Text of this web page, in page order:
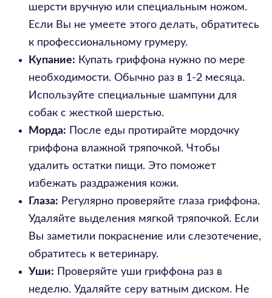
шерсти вручную или специальным ножом.
Если Вы не умеете этого делать, обратитесь
к профессиональному грумеру.
Купание: Купать гриффона нужно по мере
необходимости. Обычно раз в 1-2 месяца.
Используйте специальные шампуни для
собак с жесткой шерстью.
Морда: После еды протирайте мордочку
гриффона влажной тряпочкой. Чтобы
удалить остатки пищи. Это поможет
избежать раздражения кожи.
Глаза: Регулярно проверяйте глаза гриффона.
Удаляйте выделения мягкой тряпочкой. Если
Вы заметили покраснение или слезотечение,
обратитесь к ветеринару.
Уши: Проверяйте уши гриффона раз в
неделю. Удаляйте серу ватным диском. Не